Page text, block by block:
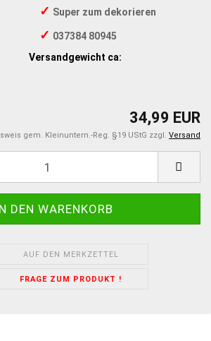
✓ Super zum dekorieren
✓ 037384 80945
Versandgewicht ca:
34,99 EUR
gem. Kleinuntern.-Reg. §19 UStG zzgl. Versand
AUF DEN MERKZETTEL
FRAGE ZUM PRODUKT !